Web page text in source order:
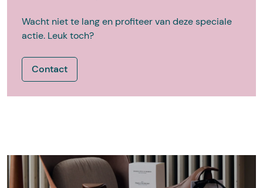
Wacht niet te lang en profiteer van deze speciale
actie. Leuk toch?
Contact